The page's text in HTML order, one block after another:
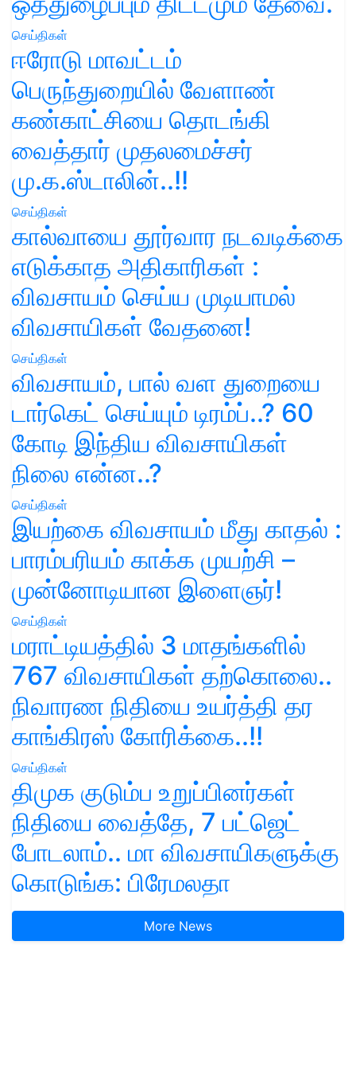
செய்திகள்
ஈரோடு மாவட்டம்
பெருந்துறையில் வேளாண்
கண்காட்சியை தொடங்கி
வைத்தார் முதலமைச்சர்
மு.க.ஸ்டாலின்..!!
செய்திகள்
கால்வாயை தூர்வார நடவடிக்கை
எடுக்காத அதிகாரிகள் :
விவசாயம் செய்ய முடியாமல்
விவசாயிகள் வேதனை!
செய்திகள்
விவசாயம், பால் வள துறையை
டார்கெட் செய்யும் டிரம்ப்..? 60
கோடி இந்திய விவசாயிகள்
நிலை என்ன..?
செய்திகள்
இயற்கை விவசாயம் மீது காதல் :
பாரம்பரியம் காக்க முயற்சி –
முன்னோடியான இளைஞர்!
செய்திகள்
மராட்டியத்தில் 3 மாதங்களில்
767 விவசாயிகள் தற்கொலை..
நிவாரண நிதியை உயர்த்தி தர
காங்கிரஸ் கோரிக்கை..!!
செய்திகள்
திமுக குடும்ப உறுப்பினர்கள்
நிதியை வைத்தே, 7 பட்ஜெட்
போடலாம்.. மா விவசாயிகளுக்கு
கொடுங்க: பிரேமலதா
More News